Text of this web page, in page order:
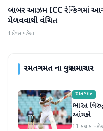
રમતગમત
બાબર આઝમ ICC રેન્કિંગમાં
મેળવવાથી વંચિત
1 દિવસ પહેલા
રમતગમતના વધુ સમાચાર
રમતગમત
ભારત
આંચકો
11 કલાક